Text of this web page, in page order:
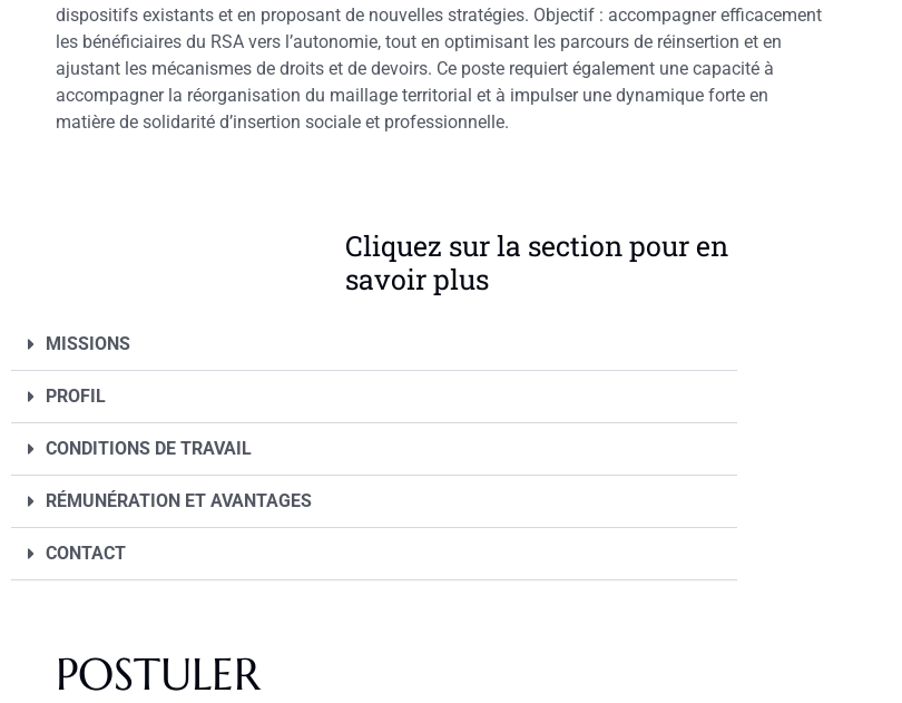
dispositifs existants et en proposant de nouvelles stratégies. Objectif : accompagner efficacement
les bénéficiaires du RSA vers l’autonomie, tout en optimisant les parcours de réinsertion et en
ajustant les mécanismes de droits et de devoirs. Ce poste requiert également une capacité à
accompagner la réorganisation du maillage territorial et à impulser une dynamique forte en
matière de solidarité d’insertion sociale et professionnelle.
Cliquez sur la section pour en
savoir plus
MISSIONS
PROFIL
CONDITIONS DE TRAVAIL
RÉMUNÉRATION ET AVANTAGES
CONTACT
POSTULER